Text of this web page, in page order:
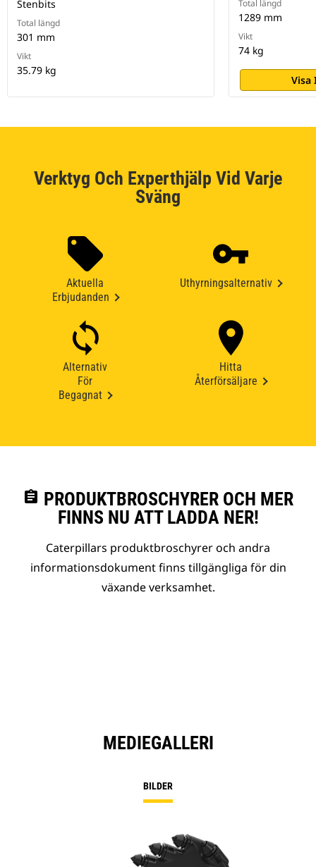
Stenbits
Total längd
301 mm
Vikt
35.79 kg
Total längd
1289 mm
Vikt
74 kg
Visa
Verktyg Och Experthjälp Vid Varje
Sväng
Aktuella
Erbjudanden
Uthyrningsalternativ
Alternativ
För
Begagnat
Hitta
Återförsäljare
assignment PRODUKTBROSCHYRER OCH MER
FINNS NU ATT LADDA NER!
Caterpillars produktbroschyrer och andra
informationsdokument finns tillgängliga för din
växande verksamhet.
MEDIEGALLERI
BILDER